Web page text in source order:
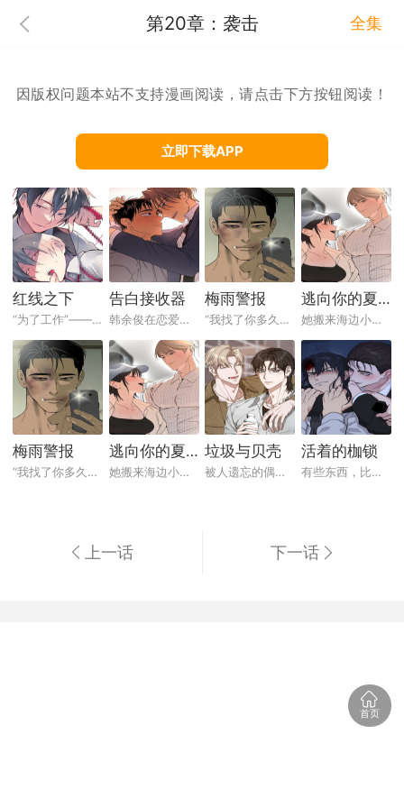
因版权问题本站不支持漫画阅读，请点击下方按钮阅读！
立即下载APP
红线之下
“为了工作”——他这样说服自己，接受了摄...
告白接收器
韩余俊在恋爱里跑惯了——有人告白就答应，...
梅雨警报
“我找了你多久……你知道吗？”基贤站在雨...
逃向你的夏天
她搬来海边小镇的时候，不相信自己能在这里...
梅雨警报
“我找了你多久……你知道吗？”基贤站在雨...
逃向你的夏天
她搬来海边小镇的时候，不相信自己能在这里...
垃圾与贝壳
被人遗忘的偶像 × 用谎言布下陷阱的粉丝...
活着的枷锁
有些东西，比恨更深，比爱更脏。他们彼此是...
第20章：袭击 全集
上一话 下一话
首页